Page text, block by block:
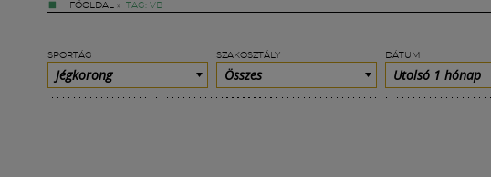
FŐOLDAL » TAG: VB
SPORTÁG
Jégkorong
SZAKOSZTÁLY
Összes
DÁTUM
Utolsó 1 hónap